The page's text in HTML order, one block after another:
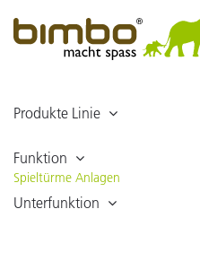
Produkte Linie
Funktion
Spieltürme Anlagen
Unterfunktion